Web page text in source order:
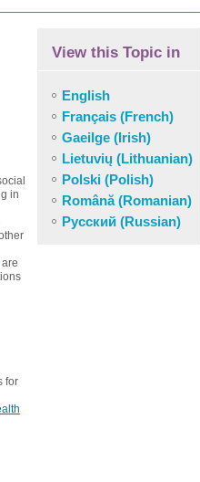
View this Topic in
English
Français (French)
Gaeilge (Irish)
Lietuvių (Lithuanian)
Polski (Polish)
Română (Romanian)
Русский (Russian)
in
for